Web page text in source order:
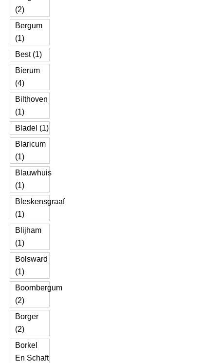
(2)
Bergum
(1)
Best (1)
Bierum
(4)
Bilthoven
(1)
Bladel (1)
Blaricum
(1)
Blauwhuis
(1)
Bleskensgraaf
(1)
Blijham
(1)
Bolsward
(1)
Boornbergum
(2)
Borger
(2)
Borkel
En Schaft